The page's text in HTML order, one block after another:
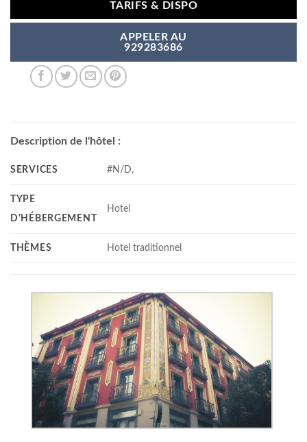
TARIFS & DISPO
APPELER AU
929283686
Description de l'hôtel :
SERVICES #N/D,
TYPE
D'HÉBERGEMENT
Hotel
THÈMES Hotel traditionnel